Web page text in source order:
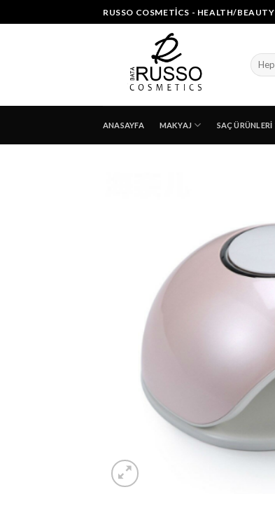
to
RUSSO COSMETICS - HEALTH/BEAUTY
ANASAYFA MAKYAJ SAÇ ÜRÜNLERI